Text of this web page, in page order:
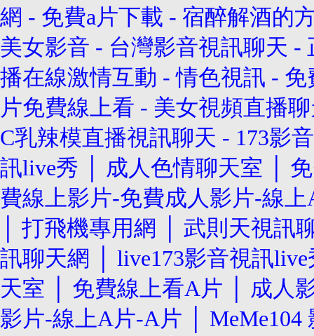
網 - 免費a片下載 - 宿醉解酒的
美女影音 - 台灣影音視訊聊天 -
播在線激情互動 -情色視訊 - 免
片免費線上看 - 美女視頻直播
C乳辣模直播視訊聊天 - 173影
訊live秀
成人色情聊天室
費線上影片-免費成人影片-線
打飛機專用網
武則天視訊
訊聊天網
live173影音視訊live
天室
免費線上看A片
成人
影片-線上A片-A片
MeMe104